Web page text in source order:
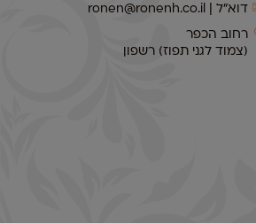
דוא״ל | ronen@ronenh.co.il
רחוב הכפר
(צמוד לגני תפוז) רשפון